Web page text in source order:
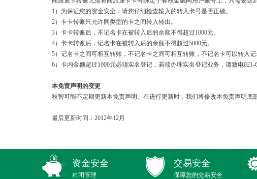
1）为保证您的资金安全，请您仔细检查输入的转入卡号是否正确。
2）卡卡转账只允许同类型的卡之间转入转出。
3）卡卡转账后，不记名卡在被转入后的余额不得超过1000元。
4）卡卡转账后，记名卡在被转入后的余额不得超过5000元。
5）记名卡之间可相互转账，不记名卡之间可相互转账，不记名卡可以转入记
6）卡内金额超过1000元必须实名登记，若须办理实名登记业务，请致电021-
本免责声明的变更
秋智可能不定期更新本免责声明。在进行更新时，我们将修改本免责声明底
最后更新时间：2012年12月
资金安全
封闭管理
交易安全
保障您的交易安全